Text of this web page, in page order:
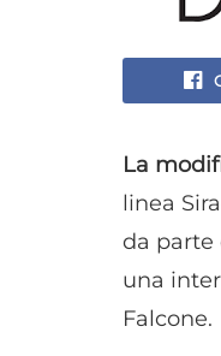
La
linea
da parte
una
Falcone.